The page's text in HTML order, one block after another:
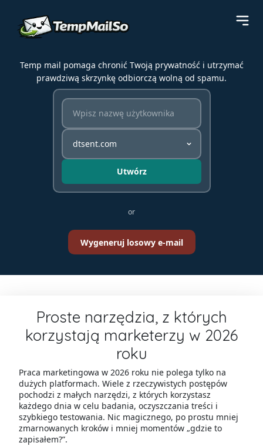
Temp mail pomaga chronić Twoją prywatność i utrzymać
prawdziwą skrzynkę odbiorczą wolną od spamu.
Utwórz
or
Wygeneruj losowy e-mail
Proste narzędzia, z których
korzystają marketerzy w 2026
roku
Praca marketingowa w 2026 roku nie polega tylko na
dużych platformach. Wiele z rzeczywistych postępów
pochodzi z małych narzędzi, z których korzystasz
każdego dnia w celu badania, oczyszczania treści i
szybkiego testowania. Nic magicznego, po prostu mniej
zmarnowanych kroków i mniej momentów „gdzie to
zapisałem?”.